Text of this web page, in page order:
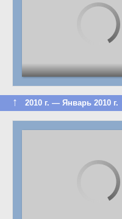
↑ 2010 г. — Январь 2010 г.